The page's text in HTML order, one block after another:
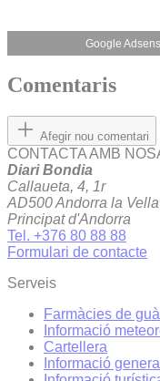
Google
Comentaris
Afegir nou comentari
CONTACTA AMB
Diari Bondia
Callaueta, 4, 1r
AD500 Andorra la Vella
Principat d'Andorra
Tel. +376 80 88 88
Formulari de contacte
Serveis
Farmàcies de
Informació
Cartellera
Informació general